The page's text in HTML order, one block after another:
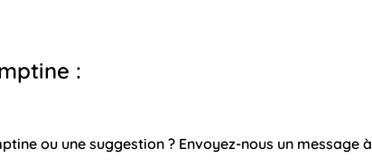
:
ou une suggestion ? Envoyez-nous un message à